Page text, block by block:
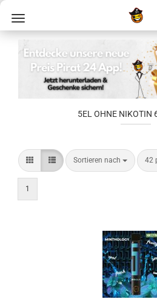
5EL OHNE NIKOTIN
Sortieren nach 42
1